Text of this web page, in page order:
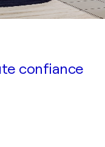
confiance